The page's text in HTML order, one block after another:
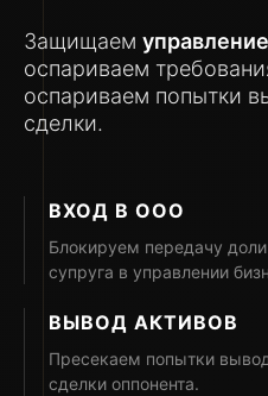
Защищаем
оспариваем
оспариваем попытки
сделки.
ВХОД В ООО
Блокируем передачу
супруга в управлении
ВЫВОД АКТИВОВ
Пресекаем попытки
сделки оппонента.